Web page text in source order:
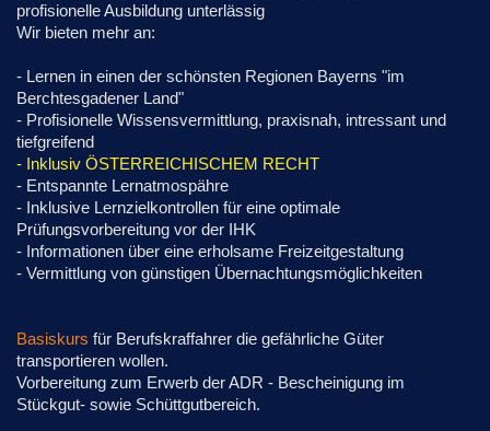
profisionelle Ausbildung unterlässig
Wir bieten mehr an:
- Lernen in einen der schönsten Regionen Bayerns "im
Berchtesgadener Land"
- Profisionelle Wissensvermittlung, praxisnah, intressant und
tiefgreifend
- Inklusiv ÖSTERREICHISCHEM RECHT
- Entspannte Lernatmospähre
- Inklusive Lernzielkontrollen für eine optimale
Prüfungsvorbereitung vor der IHK
- Informationen über eine erholsame Freizeitgestaltung
- Vermittlung von günstigen Übernachtungsmöglichkeiten
Basiskurs für Berufskraffahrer die gefährliche Güter
transportieren wollen.
Vorbereitung zum Erwerb der ADR - Bescheinigung im
Stückgut- sowie Schüttgutbereich.